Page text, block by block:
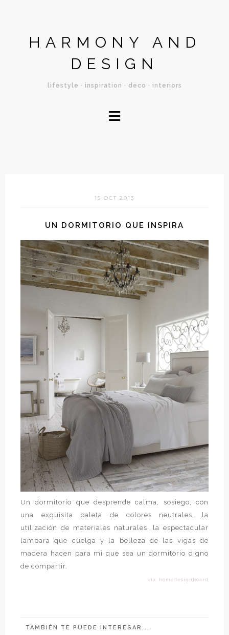
HARMONY AND
DESIGN
lifestyle · inspiration · deco · interiors
≡
15 OCT 2013
UN DORMITORIO QUE INSPIRA
Un dormitorio que desprende calma, sosiego, con
una exquisita paleta de colores neutrales, la
utilización de materiales naturales, la espectacular
lampara que cuelga y la belleza de las vigas de
madera hacen para mi que sea un dormitorio digno
de compartir.
vía: homedesignboard
TAMBIÉN TE PUEDE INTERESAR...